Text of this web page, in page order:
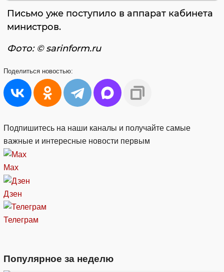
Письмо уже поступило в аппарат кабинета
министров.
Фото: © sarinform.ru
Поделиться новостью:
Подпишитесь на наши каналы и получайте самые
важные и интересные новости первым
Max
Дзен
Телеграм
Популярное за неделю